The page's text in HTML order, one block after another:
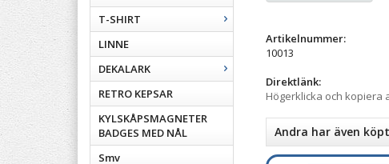
T-SHIRT
LINNE
DEKALARK
RETRO KEPSAR
KYLSKÅPSMAGNETER
BADGES MED NÅL
Smv
Artikelnummer:
10013
Direktlänk:
Högerklicka och kopiera
Andra har även köpt